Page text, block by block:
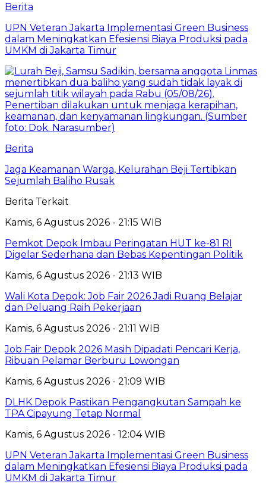
Berita
UPN Veteran Jakarta Implementasi Green Business
dalam Meningkatkan Efesiensi Biaya Produksi pada
UMKM di Jakarta Timur
Berita
Jaga Keamanan Warga, Kelurahan Beji Tertibkan
Sejumlah Baliho Rusak
Berita Terkait
Kamis, 6 Agustus 2026 - 21:15 WIB
Pemkot Depok Imbau Peringatan HUT ke-81 RI
Digelar Sederhana dan Bebas Kepentingan Politik
Kamis, 6 Agustus 2026 - 21:13 WIB
Wali Kota Depok: Job Fair 2026 Jadi Ruang Belajar
dan Peluang Raih Pekerjaan
Kamis, 6 Agustus 2026 - 21:11 WIB
Job Fair Depok 2026 Masih Dipadati Pencari Kerja,
Ribuan Pelamar Berburu Lowongan
Kamis, 6 Agustus 2026 - 21:09 WIB
DLHK Depok Pastikan Pengangkutan Sampah ke
TPA Cipayung Tetap Normal
Kamis, 6 Agustus 2026 - 12:04 WIB
UPN Veteran Jakarta Implementasi Green Business
dalam Meningkatkan Efesiensi Biaya Produksi pada
UMKM di Jakarta Timur